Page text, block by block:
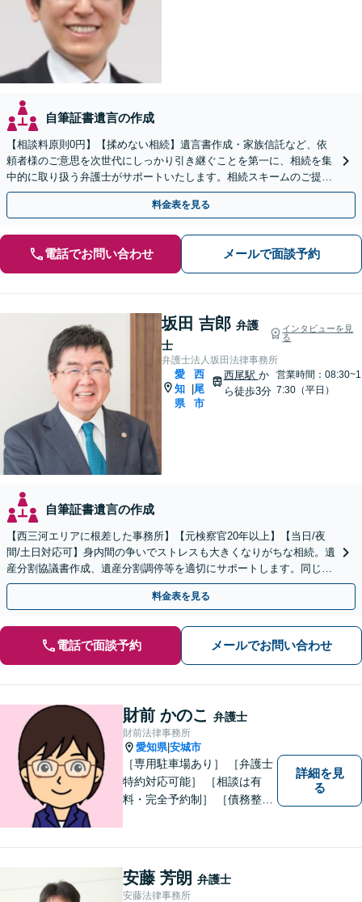
自筆証書遺言の作成
【相談料原則0円】【揉めない相続】遺言書作成・家族信託など、依
頼者様のご意思を次世代にしっかり引き継ぐことを第一に、相続を集
中的に取り扱う弁護士がサポートいたします。相続スキームのご提案
から遺言執行まで責任を持って対応させていただきます。
料金表を見る
電話でお問い合わせ メールで面談予約
坂田 吉郎 弁護
士
インタビューを見
る
弁護士法人坂田法律事務所
愛
知
県
西
尾
市
西尾駅 か
ら徒歩3分
営業時間：08:30~1
7:30（平日）
自筆証書遺言の作成
【西三河エリアに根差した事務所】【元検察官20年以上】【当日/夜
間/土日対応可】身内間の争いでストレスも大きくなりがちな相続。遺
産分割協議書作成、遺産分割調停等を適切にサポートします。同じ建
物に税理士・社会保険労務士もいます
料金表を見る
電話で面談予約 メールでお問い合わせ
財前 かのこ 弁護士
財前法律事務所
愛知県|安城市
［専用駐車場あり］ ［弁護士
特約対応可能］ ［相談は有
料・完全予約制］ ［債務整理
りになる街の法律家を目指し
ています。 暮らしのトラブ
ル、まずはご相談ください。
詳細を見
る
安藤 芳朗 弁護士
安藤法律事務所